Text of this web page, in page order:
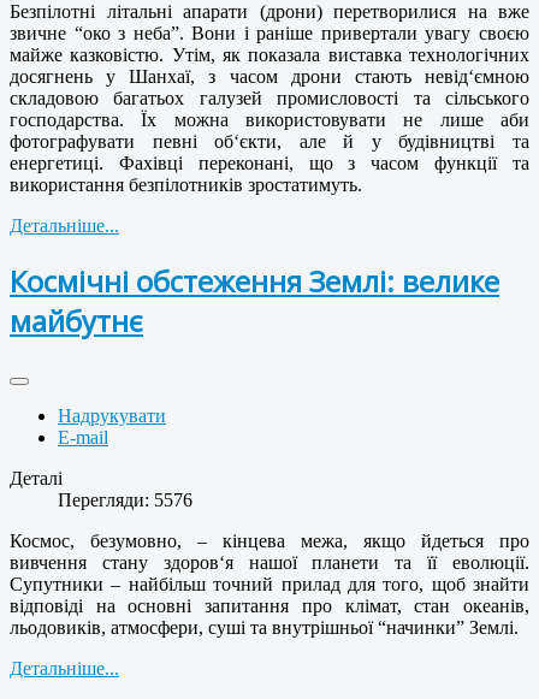
Безпілотні літальні апарати (дрони) перетворилися на вже
звичне “око з неба”. Вони і раніше привертали увагу своєю
майже казковістю. Утім, як показала виставка технологічних
досягнень у Шанхаї, з часом дрони стають невід‘ємною
складовою багатьох галузей промисловості та сільського
господарства. Їх можна використовувати не лише аби
фотографувати певні об‘єкти, але й у будівництві та
енергетиці. Фахівці переконані, що з часом функції та
використання безпілотників зростатимуть.
Детальніше...
Космічні обстеження Землі: велике
майбутнє
Надрукувати
E-mail
Деталі
Перегляди: 5576
Космос, безумовно, – кінцева межа, якщо йдеться про
вивчення стану здоров‘я нашої планети та її еволюції.
Супутники – найбільш точний прилад для того, щоб знайти
відповіді на основні запитання про клімат, стан океанів,
льодовиків, атмосфери, суші та внутрішньої “начинки” Землі.
Детальніше...